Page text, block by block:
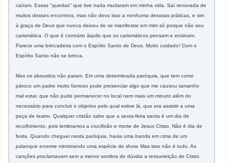
caíram. Essas "quedas" que tive nada mudaram em minha vida. Saí renovada de
muitos desses encontros, mas não devo isso a nenhuma desssas práticas, e sim
à graça de Deus que nunca deixou de se manifestar em mim só porque não sou
carismática. O que é contrário àquilo que os carismáticos pensam e ensinam.
Parece uma brincadeira com o Espírito Santo de Deus. Muito cuidado! Com o
Espírito Santo não se brinca.
Mas os absurdos não param. Em uma determinada paróquia, que tem como
pároco um padre muito famoso pude presenciar algo que me causou tamanho
mal estar, que não pude permanecer no local nem mais um minuto além do
necessário para concluir o objetivo pelo qual estive lá, que era assistir a uma
peça de teatro. Qualquer cristão sabe que a sexta-feira santa é um dia de
recolhimento, pois lembramos a crucifixão e morte de Jesus Cristo. Não é dia de
festa. Quando cheguei nesta paróquia, havia uma banda em cima de um
palanque enorme ministrando uma espécie de show. Mas isso não é tudo. As
canções proclamavam sem a menor sombra de dúvida a ressurreição de Cristo.